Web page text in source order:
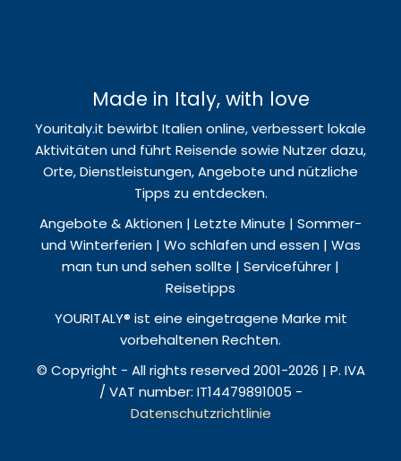
Made in Italy, with love
Youritaly.it bewirbt Italien online, verbessert lokale
Aktivitäten und führt Reisende sowie Nutzer dazu,
Orte, Dienstleistungen, Angebote und nützliche
Tipps zu entdecken.
Angebote & Aktionen | Letzte Minute | Sommer-
und Winterferien | Wo schlafen und essen | Was
man tun und sehen sollte | Serviceführer |
Reisetipps
YOURITALY® ist eine eingetragene Marke mit
vorbehaltenen Rechten.
© Copyright - All rights reserved 2001-2026 | P. IVA
/ VAT number: IT14479891005 -
Datenschutzrichtlinie